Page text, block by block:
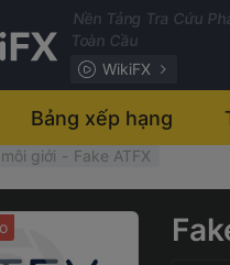
Nền Tảng Tra Cứu
Toàn Cầu
WikiFX
Bảng xếp hạng
giới - Fake ATFX